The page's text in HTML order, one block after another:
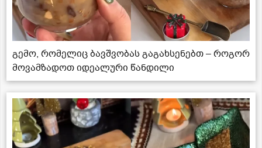
გემო, რომელიც ბავშვობას გაგახსენებთ – როგორ
მოვამზადოთ იდეალური წანდილი